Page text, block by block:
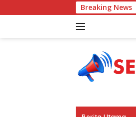
ke
Breaking News